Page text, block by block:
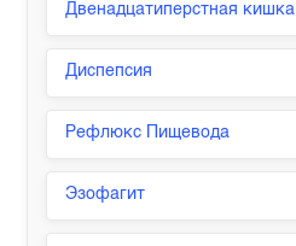
Двенадцатиперстная кишка
Диспепсия
Рефлюкс Пищевода
Эзофагит